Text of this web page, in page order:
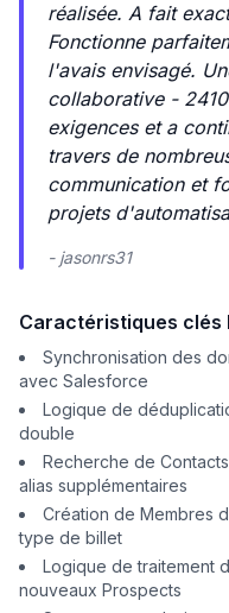
réalisée. A fait
Fonctionne
l'avais envisagé.
collaborative -
exigences et a
travers de
communication et
projets
- jasonrs31
Caractéristiques clés
Synchronisation des
avec Salesforce
Logique de
double
Recherche de
alias supplémentaires
Création de Membres
type de billet
Logique de traitement
nouveaux Prospects